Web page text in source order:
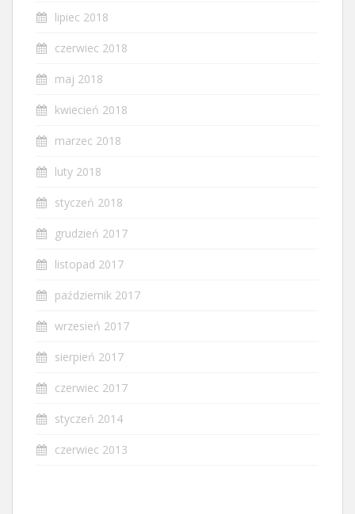
lipiec 2018
czerwiec 2018
maj 2018
kwiecień 2018
marzec 2018
luty 2018
styczeń 2018
grudzień 2017
listopad 2017
październik 2017
wrzesień 2017
sierpień 2017
czerwiec 2017
styczeń 2014
czerwiec 2013